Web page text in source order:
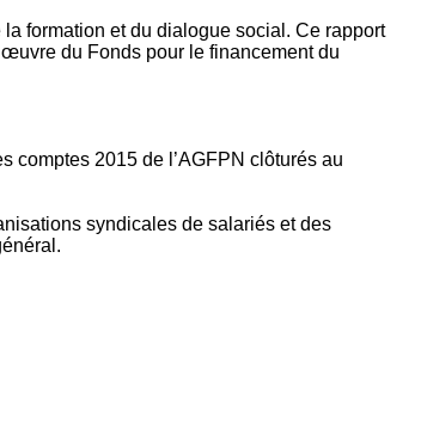
formation et du dialogue social. Ce rapport
du Fonds pour le financement du
comptes 2015 de l’AGFPN clôturés au
syndicales de salariés et des